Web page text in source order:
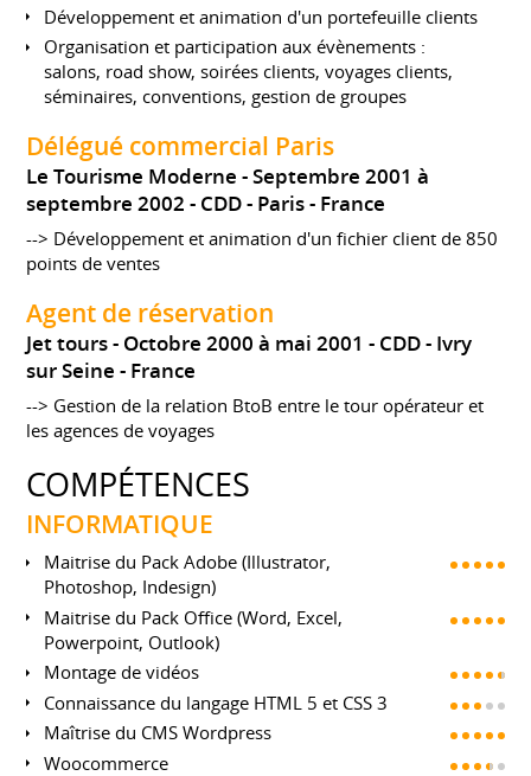
Développement et animation d'un portefeuille clients
Organisation et participation aux évènements :
salons, road show, soirées clients, voyages clients,
séminaires, conventions, gestion de groupes
Délégué commercial Paris
Le Tourisme Moderne
Septembre 2001 à
septembre 2002 CDD Paris France
--> Développement et animation d'un fichier client de 850
points de ventes
Agent de réservation
Jet tours Octobre 2000 à mai 2001 CDD
Ivry
sur Seine
France
--> Gestion de la relation BtoB entre le tour opérateur et
les agences de voyages
COMPÉTENCES
INFORMATIQUE
Maitrise du Pack Adobe (Illustrator,
Photoshop, Indesign)
Maitrise du Pack Office (Word, Excel,
Powerpoint, Outlook)
Montage de vidéos
Connaissance du langage HTML 5 et CSS 3
Maîtrise du CMS Wordpress
Woocommerce